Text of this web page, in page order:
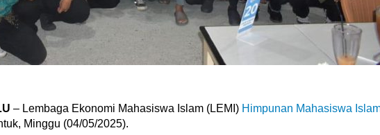
– Lembaga Ekonomi Mahasiswa Islam (LEMI) Himpunan Mahasiswa
Minggu (04/05/2025).